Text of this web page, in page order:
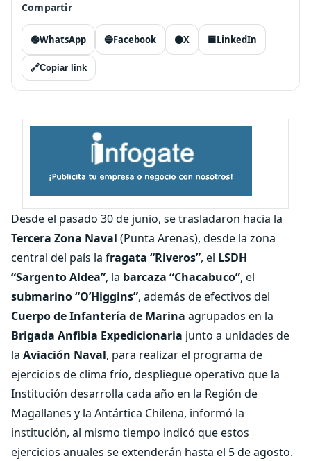
Compartir
🟢WhatsApp 🔵Facebook ⚫X 🟦LinkedIn
🔗Copiar link
Desde el pasado 30 de junio, se trasladaron hacia la
Tercera Zona Naval (Punta Arenas), desde la zona
central del país la fragata “Riveros”, el LSDH
“Sargento Aldea”, la barcaza “Chacabuco”, el
submarino “O’Higgins”, además de efectivos del
Cuerpo de Infantería de Marina agrupados en la
Brigada Anfibia Expedicionaria junto a unidades de
la Aviación Naval, para realizar el programa de
ejercicios de clima frío, despliegue operativo que la
Institución desarrolla cada año en la Región de
Magallanes y la Antártica Chilena, informó la
institución, al mismo tiempo indicó que estos
ejercicios anuales se extenderán hasta el 5 de agosto.